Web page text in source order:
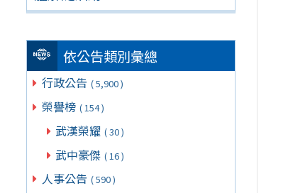
依公告類別彙總
行政公告 ( 5,900 )
榮譽榜 ( 154 )
武漢榮耀 ( 30 )
武中豪傑 ( 16 )
人事公告 ( 590 )